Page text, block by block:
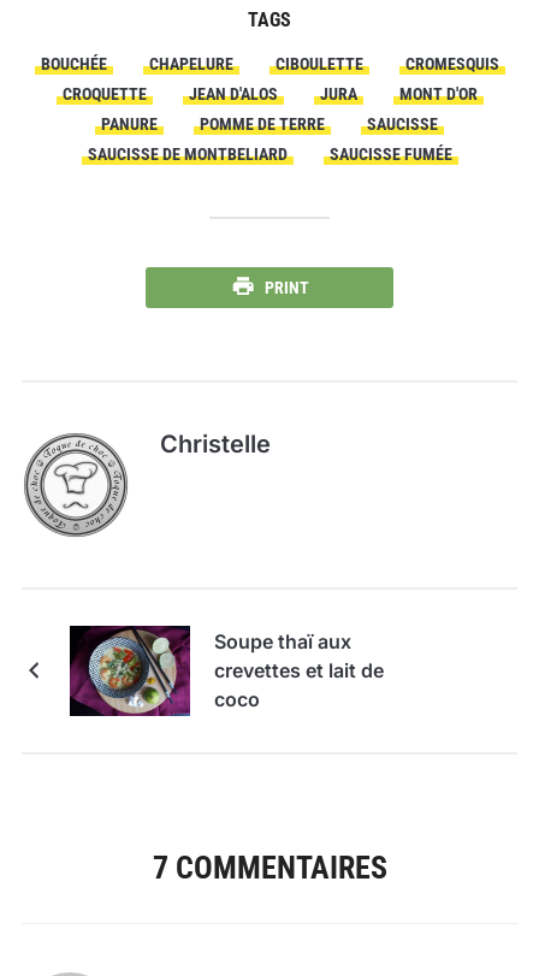
TAGS
BOUCHÉE CHAPELURE CIBOULETTE
CROMESQUIS
CROQUETTE
JEAN D'ALOS JURA
MONT D'OR
PANURE
POMME DE TERRE
SAUCISSE
SAUCISSE DE MONTBELIARD
SAUCISSE FUMÉE
PRINT
Christelle
Soupe thaï aux
crevettes et lait de
coco
7 COMMENTAIRES